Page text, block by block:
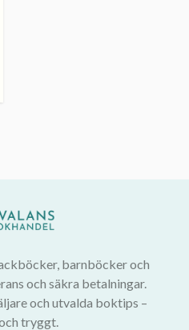
barnböcker och
och säkra betalningar.
och utvalda boktips –
tryggt.